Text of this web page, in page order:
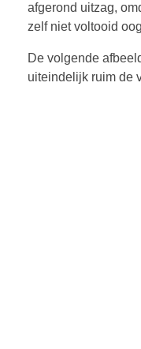
afgerond uitzag,
zelf niet voltooid
De volgende
uiteindelijk ruim de